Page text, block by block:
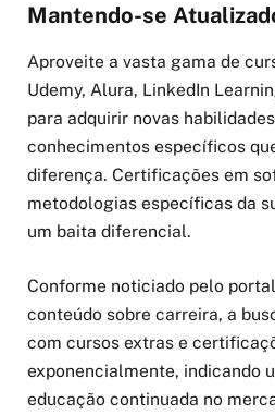
Mantendo-se
Aproveite a vasta gama de
Udemy, Alura, LinkedIn
para adquirir novas
conhecimentos específicos
diferença. Certificações em
metodologias específicas da
um baita diferencial.
Conforme noticiado pelo
conteúdo sobre carreira, a
com cursos extras e
exponencialmente, indicando
educação continuada no